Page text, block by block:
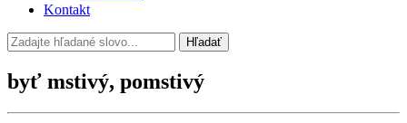
Kontakt
Hľadať
byť mstivý, pomstivý